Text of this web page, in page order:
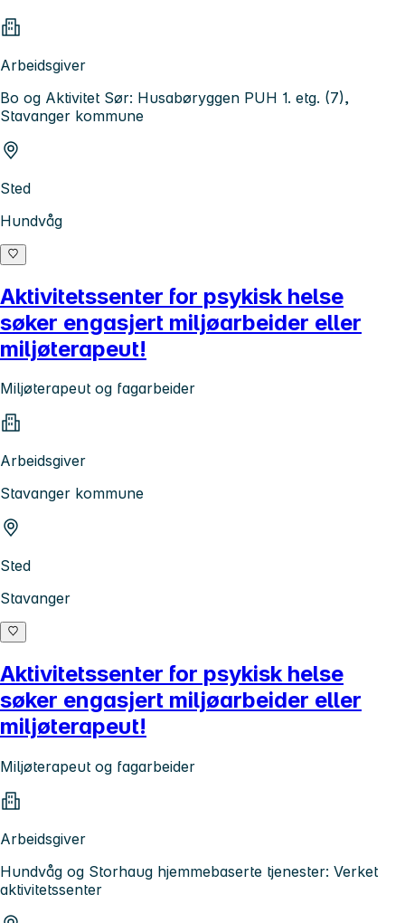
Arbeidsgiver
Bo og Aktivitet Sør: Husabøryggen PUH 1. etg. (7),
Stavanger kommune
Sted
Hundvåg
Aktivitetssenter for psykisk helse
søker engasjert miljøarbeider eller
miljøterapeut!
Miljøterapeut og fagarbeider
Arbeidsgiver
Stavanger kommune
Sted
Stavanger
Aktivitetssenter for psykisk helse
søker engasjert miljøarbeider eller
miljøterapeut!
Miljøterapeut og fagarbeider
Arbeidsgiver
Hundvåg og Storhaug hjemmebaserte tjenester: Verket
aktivitetssenter